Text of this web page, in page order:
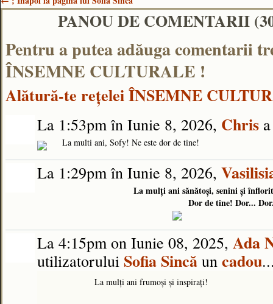
PANOU DE COMENTARII
Pentru a putea adăuga comentarii
ÎNSEMNE CULTURALE !
Alătură-te reţelei ÎNSEMNE
La 1:53pm în Iunie 8, 2026, Chris
La multi ani, Sofy! Ne este dor de tine!
La 1:29pm în Iunie 8, 2026,
La mulți ani sănătoși, senini și
Dor de tine! Dor...
La 4:15pm on Iunie 08, 2025, Ada
utilizatorului Sofia Sincă un cadou
La mulți ani frumoși și inspirați!